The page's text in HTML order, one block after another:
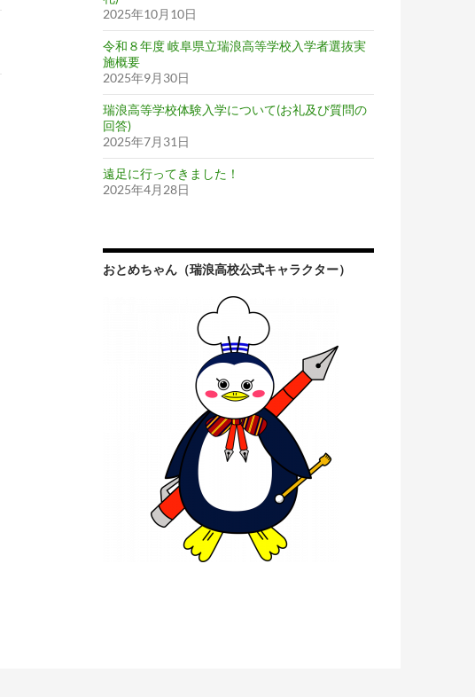
2025年10月10日
令和８年度 岐阜県立瑞浪高等学校入学者選抜実
施概要
2025年9月30日
瑞浪高等学校体験入学について(お礼及び質問の
回答)
2025年7月31日
遠足に行ってきました！
2025年4月28日
おとめちゃん（瑞浪高校公式キャラクター）